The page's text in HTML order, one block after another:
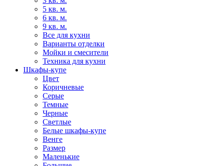
5 кв. м.
6 кв. м.
9 кв. м.
Все для кухни
Варианты отделки
Мойки и смесители
Техника для кухни
Шкафы-купе
Цвет
Коричневые
Серые
Темные
Черные
Светлые
Белые шкафы-купе
Венге
Размер
Маленькие